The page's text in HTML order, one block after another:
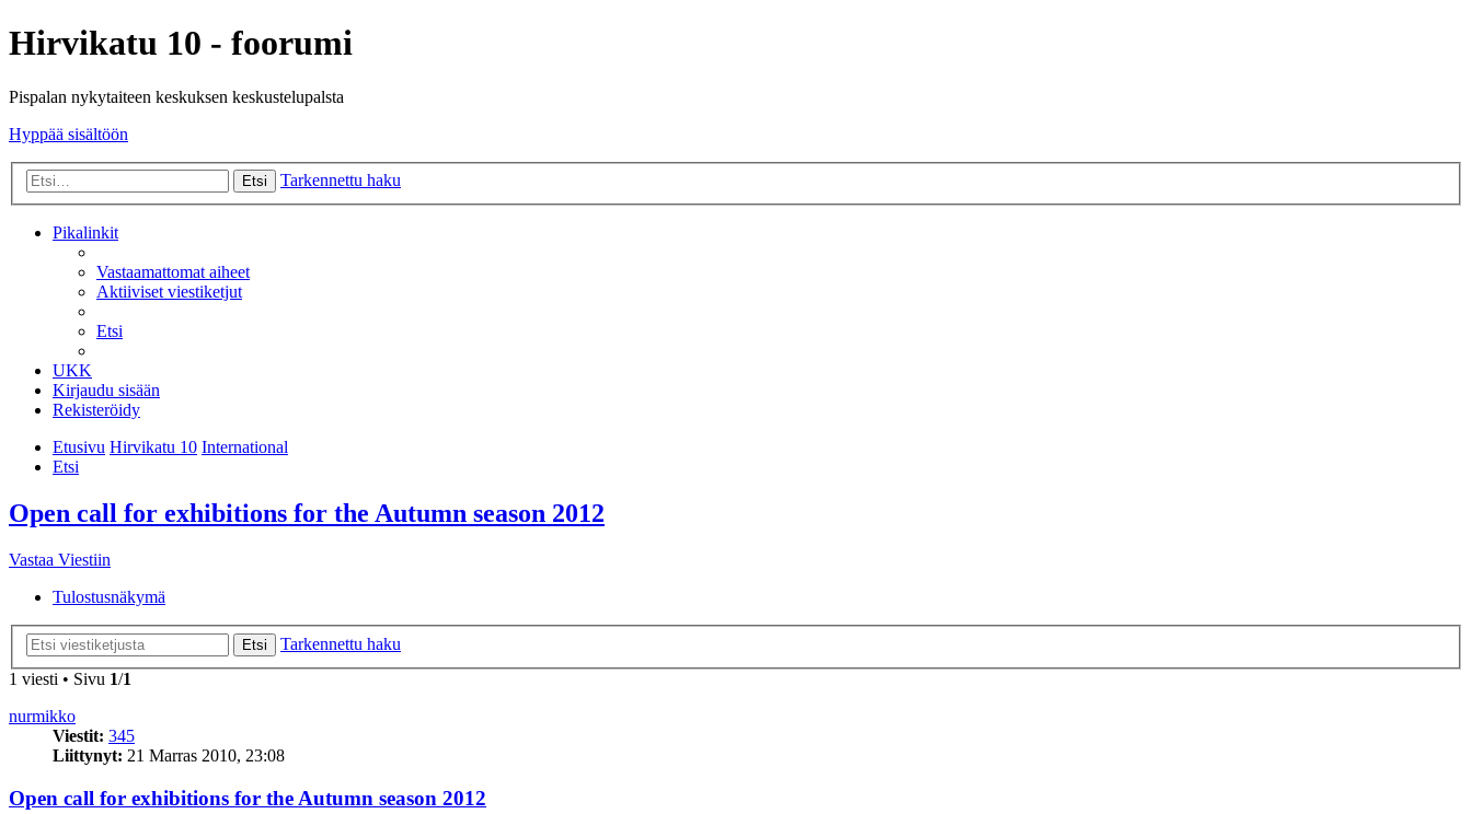
Hirvikatu 10 - foorumi
Pispalan nykytaiteen keskuksen keskustelupalsta
Hyppää sisältöön
Etsi Tarkennettu haku
Pikalinkit
Vastaamattomat aiheet
Aktiiviset viestiketjut
Etsi
UKK
Kirjaudu sisään
Rekisteröidy
Etusivu Hirvikatu 10 International
Etsi
Open call for exhibitions for the Autumn season 2012
Vastaa Viestiin
Tulostusnäkymä
Etsi
Tarkennettu haku
1 viesti • Sivu 1/1
nurmikko
Viestit: 345
Liittynyt: 21 Marras 2010, 23:08
Open call for exhibitions for the Autumn season 2012